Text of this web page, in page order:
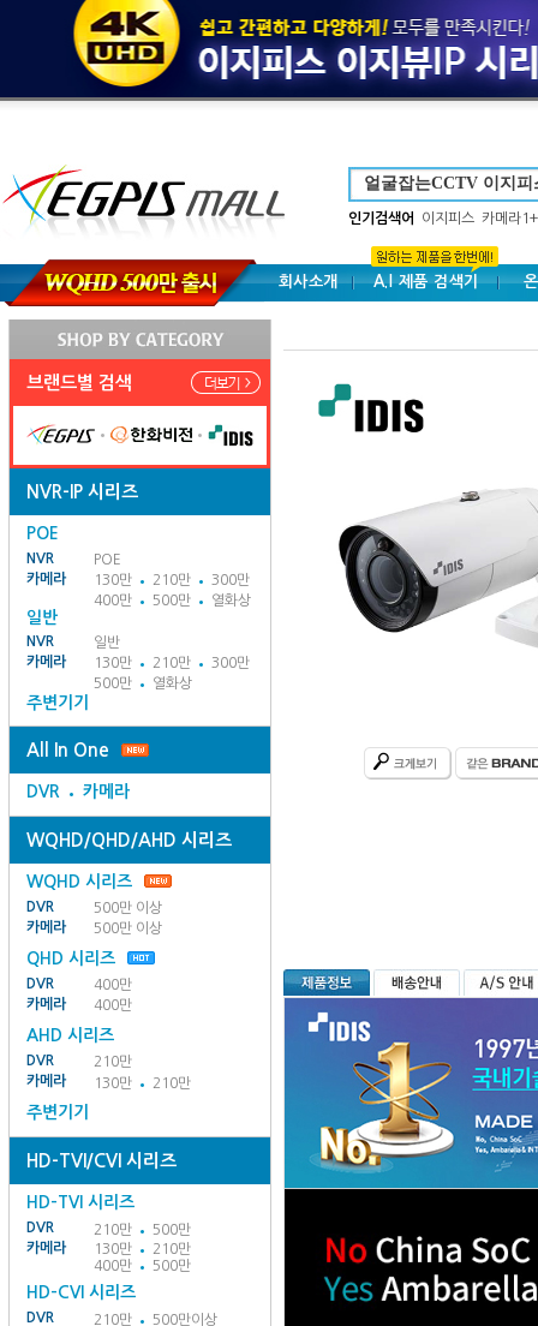
인기검색어 이지피스 카메라
회사소개 A.I 제품 검색기
브랜드별 검색
NVR-IP 시리즈
POE
NVR
POE
카메라
130만 210만
300만
400만
500만 열화상
일반
NVR
일반
카메라
130만 210만
300만
500만
열화상
주변기기
All In One
DVR 카메라
WQHD/QHD/AHD 시리즈
WQHD 시리즈
DVR
500만 이상
카메라
500만 이상
QHD 시리즈
DVR
400만
카메라
400만
AHD 시리즈
DVR
210만
카메라
130만 210만
주변기기
HD-TVI/CVI 시리즈
HD-TVI 시리즈
DVR 210만
500만
카메라
130만
210만
400만
500만
HD-CVI 시리즈
DVR 210만
500만이상